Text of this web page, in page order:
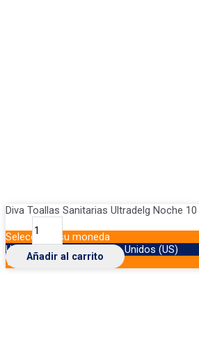
Seleccione su moneda
USD
Dólar de los Estados Unidos (US)
VES
Bolívar venezolano
Diva Toallas Sanitarias Ultradelg Noche
Añadir al carrito